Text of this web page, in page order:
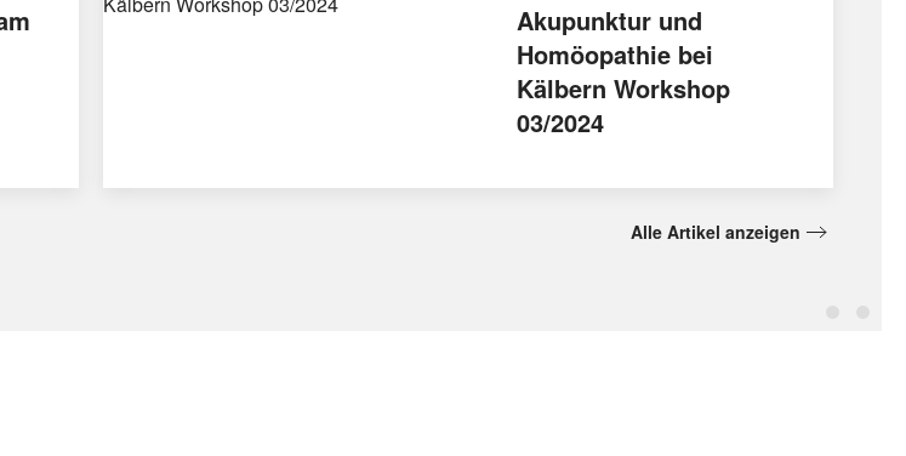
Akupunktur und
Homöopathie bei
Kälbern Workshop
03/2024
Alle Artikel anzeigen